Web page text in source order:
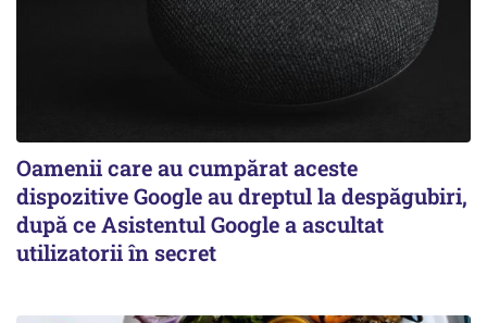
Oamenii care au cumpărat aceste
dispozitive Google au dreptul la despăgubiri,
după ce Asistentul Google a ascultat
utilizatorii în secret